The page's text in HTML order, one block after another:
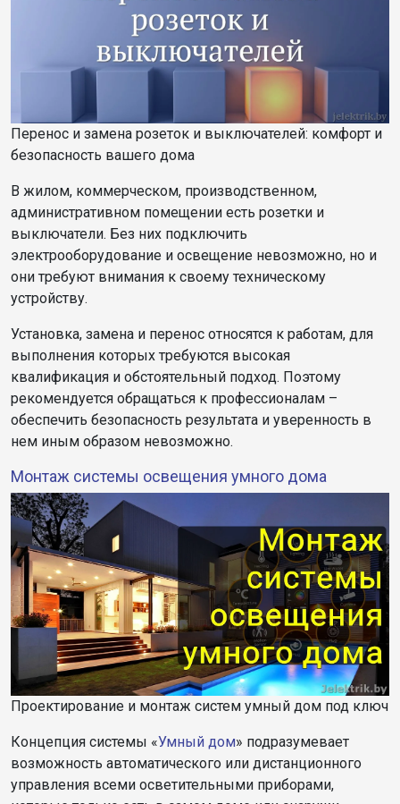
Перенос и замена розеток и выключателей: комфорт и
безопасность вашего дома
В жилом, коммерческом, производственном,
административном помещении есть розетки и
выключатели. Без них подключить
электрооборудование и освещение невозможно, но и
они требуют внимания к своему техническому
устройству.
Установка, замена и перенос относятся к работам, для
выполнения которых требуются высокая
квалификация и обстоятельный подход. Поэтому
рекомендуется обращаться к профессионалам –
обеспечить безопасность результата и уверенность в
нем иным образом невозможно.
Монтаж системы освещения умного дома
Проектирование и монтаж систем умный дом под ключ
Концепция системы «Умный дом» подразумевает
возможность автоматического или дистанционного
управления всеми осветительными приборами,